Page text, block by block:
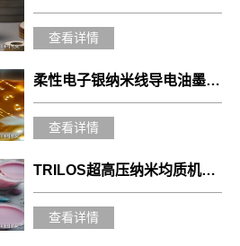
查看详情
柔性电子银纳米线导电油墨分散性表征与配方和工艺优化
查看详情
TRILOS超高压纳米均质机：赋能食品饮料行业品质升级与创新突破
查看详情